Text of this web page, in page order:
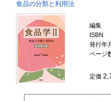
食品の分類と利用法
編集
ISBN
発行年
ページ
定価